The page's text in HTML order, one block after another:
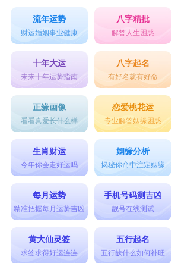
流年运势
财运婚姻事业健康
八字精批
解答人生困惑
十年大运
未来十年运势指南
八字起名
有好名就有好命
正缘画像
看看真爱长什么样
恋爱桃花运
专业解答姻缘困惑
生肖财运
今年你会走好运吗
姻缘分析
揭秘你命中注定姻缘
每月运势
精准把握每月运势吉凶
手机号码测吉凶
靓号在线测试
黄大仙灵签
求签求得好运连连
五行起名
五行缺什么如何补旺